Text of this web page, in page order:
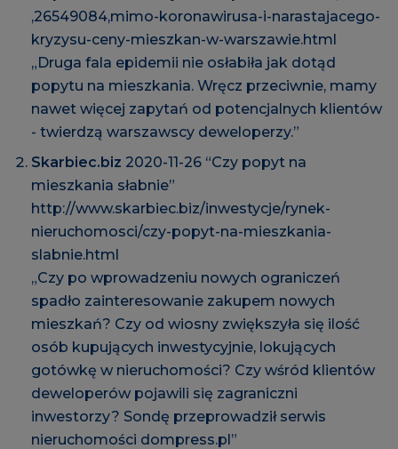
,26549084,mimo-koronawirusa-i-narastajacego-
kryzysu-ceny-mieszkan-w-warszawie.html
„Druga fala epidemii nie osłabiła jak dotąd
popytu na mieszkania. Wręcz przeciwnie, mamy
nawet więcej zapytań od potencjalnych klientów
- twierdzą warszawscy deweloperzy.”
Skarbiec.biz 2020-11-26 “Czy popyt na
mieszkania słabnie”
http://www.skarbiec.biz/inwestycje/rynek-
nieruchomosci/czy-popyt-na-mieszkania-
slabnie.html
„Czy po wprowadzeniu nowych ograniczeń
spadło zainteresowanie zakupem nowych
mieszkań? Czy od wiosny zwiększyła się ilość
osób kupujących inwestycyjnie, lokujących
gotówkę w nieruchomości? Czy wśród klientów
deweloperów pojawili się zagraniczni
inwestorzy? Sondę przeprowadził serwis
nieruchomości dompress.pl”